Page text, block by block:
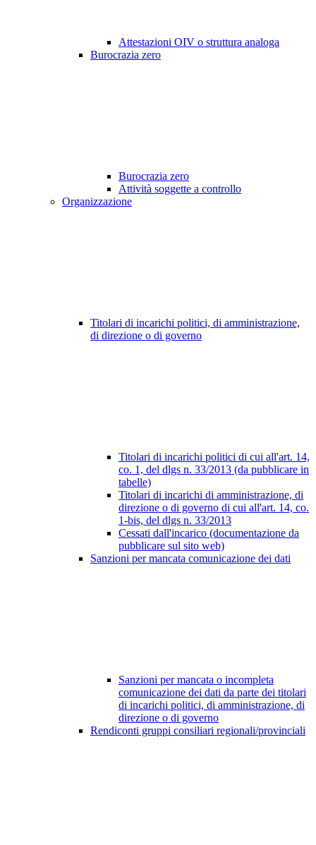
Attestazioni OIV o struttura analoga
Burocrazia zero
Burocrazia zero
Attività soggette a controllo
Organizzazione
Titolari di incarichi politici, di amministrazione,
di direzione o di governo
Titolari di incarichi politici di cui all'art. 14,
co. 1, del dlgs n. 33/2013 (da pubblicare in
tabelle)
Titolari di incarichi di amministrazione, di
direzione o di governo di cui all'art. 14, co.
1-bis, del dlgs n. 33/2013
Cessati dall'incarico (documentazione da
pubblicare sul sito web)
Sanzioni per mancata comunicazione dei dati
Sanzioni per mancata o incompleta
comunicazione dei dati da parte dei titolari
di incarichi politici, di amministrazione, di
direzione o di governo
Rendiconti gruppi consiliari regionali/provinciali